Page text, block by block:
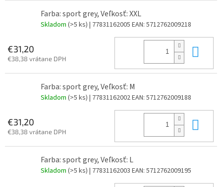
Farba: sport grey, Veľkosť: XXL
Skladom (>5 ks) | 77831162005 EAN: 5712762009218
€31,20
€38,38 vrátane DPH
Farba: sport grey, Veľkosť: M
Skladom (>5 ks) | 77831162002EAN: 5712762009188
€31,20
€38,38 vrátane DPH
Farba: sport grey, Veľkosť: L
Skladom (>5 ks) | 77831162003 EAN: 5712762009195